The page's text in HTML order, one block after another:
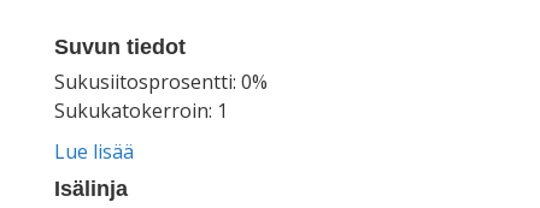
Suvun tiedot
Sukusiitosprosentti: 0%
Sukukatokerroin: 1
Lue lisää
Isälinja